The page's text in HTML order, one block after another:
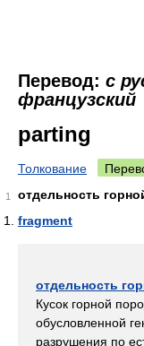
Перевод: с
французский
parting
Толкование
1
отдельность
fragment
отдельность
Кусок горной
обусловленной
разрушения по